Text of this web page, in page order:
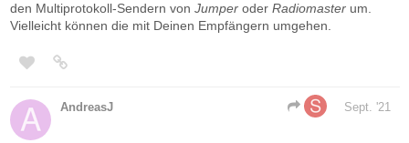
den Multiprotokoll-Sendern von Jumper oder Radiomaster um.
Vielleicht können die mit Deinen Empfängern umgehen.
AndreasJ Sept. '21